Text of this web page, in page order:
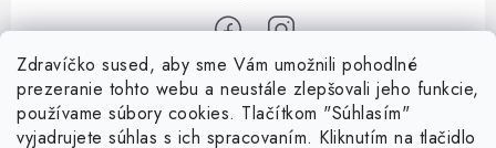
Zdravíčko sused, aby sme Vám umožnili pohodlné
prezeranie tohto webu a neustále zlepšovali jeho funkcie,
používame súbory cookies. Tlačítkom "Súhlasím"
vyjadrujete súhlas s ich spracovaním. Kliknutím na tlačidlo